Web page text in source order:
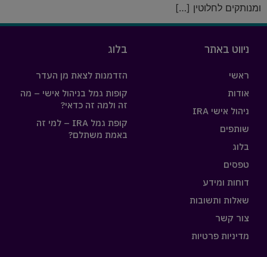
ומנותקים לחלוטין […]
ניווט באתר
ראשי
אודות
ניהול אישי IRA
שותפים
בלוג
טפסים
דוחות ומידע
שאלות ותשובות
צור קשר
מדיניות פרטיות
בלוג
הזדמנות לצאת מן העדר
קופות גמל בניהול אישי – מה
זה ולמה זה כדאי?
קופת גמל IRA – למי זה
באמת משתלם?